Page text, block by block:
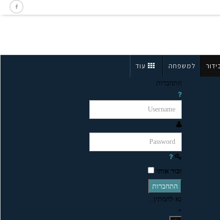
למשפחה עוד
התחברות
זכור אותי
התחברות
נא להמתין...
×